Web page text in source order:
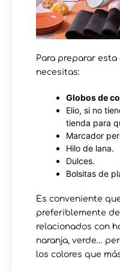
Para preparar
necesitas:
Globos de
Elio, si no
tienda para
Marcador
Hilo de lana.
Dulces.
Bolsitas de
Es conveniente
preferiblemente
relacionados con
naranja, verde…
los colores que